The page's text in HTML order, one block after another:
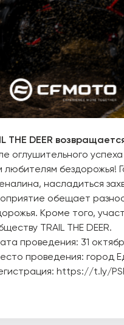
THE DEER
оглушительного
любителям бездорожья!
насладиться
обещает
Кроме того,
TRAIL THE DEER.
проведения: 31
проведения: город
https://t.ly/